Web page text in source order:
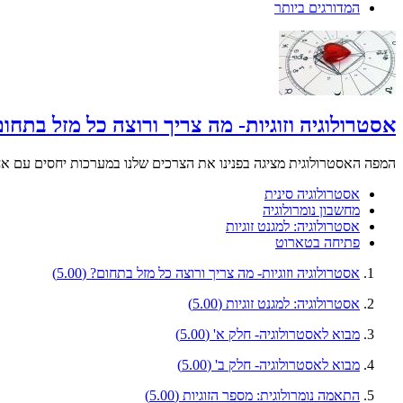
המדורגים ביותר
אסטרולוגיה וזוגיות- מה צריך ורוצה כל מזל
המפה האסטרולוגית מציגה בפנינו את הצרכים שלנו במערכות יחסים עם
אסטרולוגיה סינית
מחשבון נומרולוגיה
אסטרולוגיה: למגנט זוגיות
פתיחה בטארוט
אסטרולוגיה וזוגיות- מה צריך ורוצה כל מזל בתחום? (5.00)
אסטרולוגיה: למגנט זוגיות (5.00)
מבוא לאסטרולוגיה- חלק א' (5.00)
מבוא לאסטרולוגיה- חלק ב' (5.00)
התאמה נומרולוגית: מספר הזוגיות (5.00)